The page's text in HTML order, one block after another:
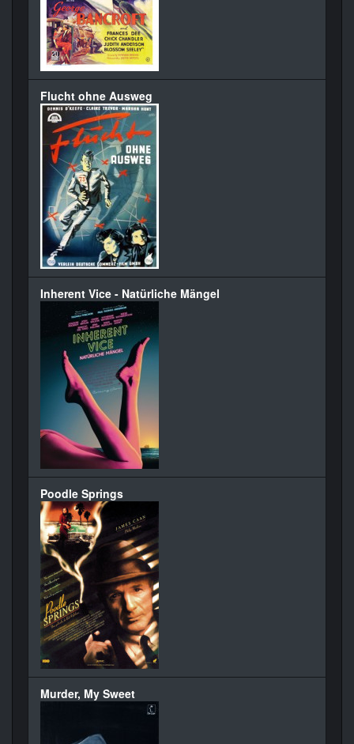
Flucht ohne Ausweg
Inherent Vice - Natürliche Mängel
Poodle Springs
Murder, My Sweet